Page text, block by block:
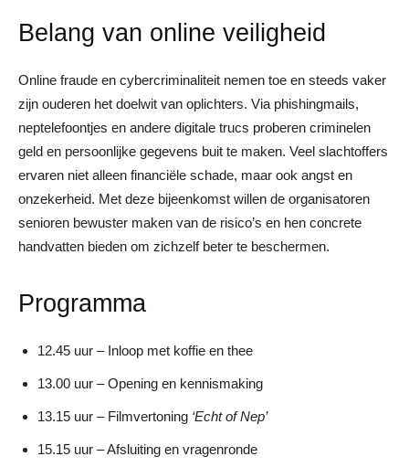
Belang van online veiligheid
Online fraude en cybercriminaliteit nemen toe en steeds vaker
zijn ouderen het doelwit van oplichters. Via phishingmails,
neptelefoontjes en andere digitale trucs proberen criminelen
geld en persoonlijke gegevens buit te maken. Veel slachtoffers
ervaren niet alleen financiële schade, maar ook angst en
onzekerheid. Met deze bijeenkomst willen de organisatoren
senioren bewuster maken van de risico’s en hen concrete
handvatten bieden om zichzelf beter te beschermen.
Programma
12.45 uur – Inloop met koffie en thee
13.00 uur – Opening en kennismaking
13.15 uur – Filmvertoning ‘Echt of Nep’
15.15 uur – Afsluiting en vragenronde